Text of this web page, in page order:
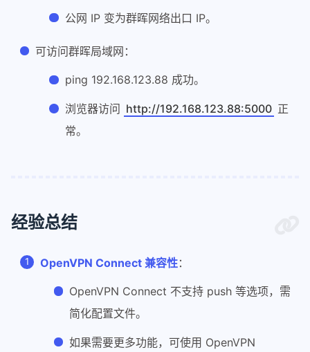
公网 IP 变为群晖网络出口 IP。
可访问群晖局域网：
ping 192.168.123.88 成功。
浏览器访问 http://192.168.123.88:5000 正
常。
经验总结
OpenVPN Connect 兼容性：
OpenVPN Connect 不支持 push 等选项，需
简化配置文件。
如果需要更多功能，可使用 OpenVPN